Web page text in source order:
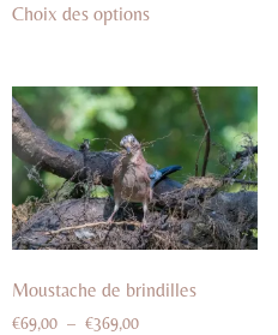
Choix des options
Moustache de brindilles
€69,00 – €369,00